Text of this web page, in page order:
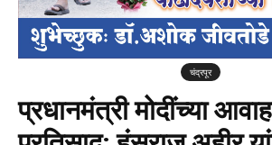
चंद्रपूर
प्रधानमंत्री मोदींच्या